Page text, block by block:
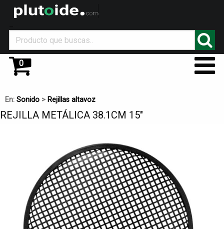
0
En: Sonido > Rejillas altavoz
REJILLA METÁLICA 38.1CM 15"